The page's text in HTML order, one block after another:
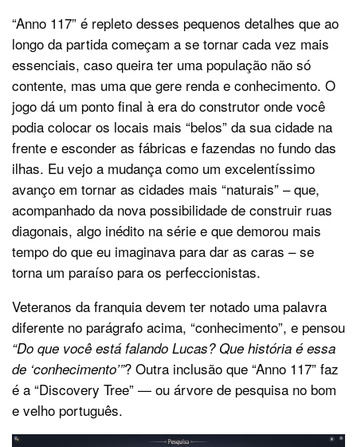
“Anno 117” é repleto desses pequenos detalhes que ao
longo da partida começam a se tornar cada vez mais
essenciais, caso queira ter uma população não só
contente, mas uma que gere renda e conhecimento. O
jogo dá um ponto final à era do construtor onde você
podia colocar os locais mais “belos” da sua cidade na
frente e esconder as fábricas e fazendas no fundo das
ilhas. Eu vejo a mudança como um excelentíssimo
avanço em tornar as cidades mais “naturais” – que,
acompanhado da nova possibilidade de construir ruas
diagonais, algo inédito na série e que demorou mais
tempo do que eu imaginava para dar as caras – se
torna um paraíso para os perfeccionistas.
Veteranos da franquia devem ter notado uma palavra
diferente no parágrafo acima, “conhecimento”, e pensou
“Do que você está falando Lucas? Que história é essa
de ‘conhecimento’”? Outra inclusão que “Anno 117” faz
é a “Discovery Tree” — ou árvore de pesquisa no bom
e velho português.